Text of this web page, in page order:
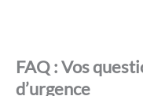
Chloé évolue au